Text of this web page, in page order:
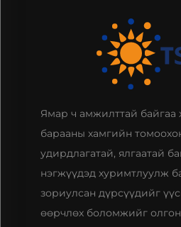
Ямар ч амжилттай байгаа
барааны хамгийн
удирдлагатай, ялгаатай
нэгжүүдэд хуримтлуулж
зориулсан дүрсүүдийг
өөрчлөх боломжийг